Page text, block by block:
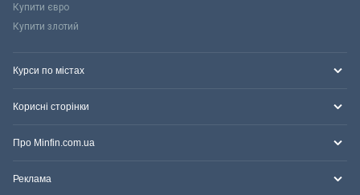
Купити євро
Купити злотий
Курси по містах
Корисні сторінки
Про Minfin.com.ua
Реклама